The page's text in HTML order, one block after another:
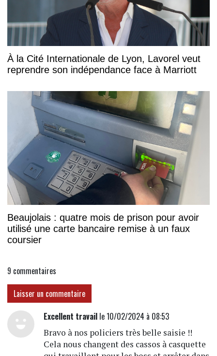
À la Cité Internationale de Lyon, Lavorel veut
reprendre son indépendance face à Marriott
Beaujolais : quatre mois de prison pour avoir
utilisé une carte bancaire remise à un faux
coursier
9 commentaires
Laisser un commentaire
Excellent travaille 10/02/2024 à 08:53
Bravo à nos policiers très belle saisie !!
Cela nous changent des cassos à casquette